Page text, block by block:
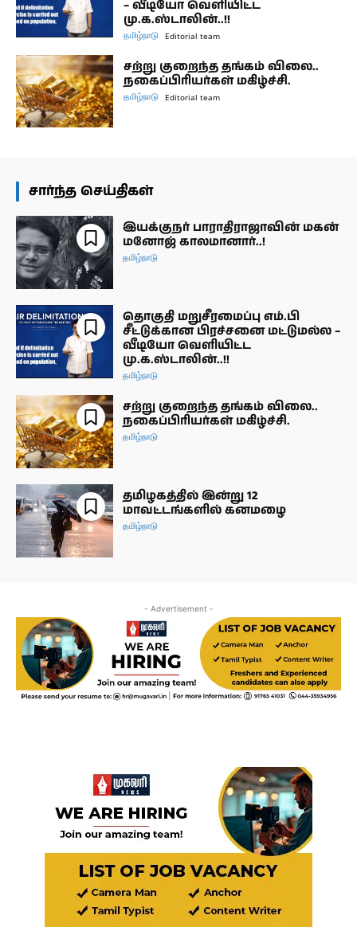
– வீடியோ வெளியிட்ட
மு.க.ஸ்டாலின்..!!
தமிழ்நாடு Editorial team
சற்று குறைந்த தங்கம் விலை..
நகைப்பிரியர்கள் மகிழ்ச்சி.
தமிழ்நாடு Editorial team
சார்ந்த செய்திகள்
இயக்குநர் பாராதிராஜாவின் மகன்
மனோஜ் காலமானார்..!
தமிழ்நாடு
தொகுதி மறுசீரமைப்பு எம்.பி
சீட்டுக்கான பிரச்சனை மட்டுமல்ல –
வீடியோ வெளியிட்ட
மு.க.ஸ்டாலின்..!!
தமிழ்நாடு
சற்று குறைந்த தங்கம் விலை..
நகைப்பிரியர்கள் மகிழ்ச்சி.
தமிழ்நாடு
தமிழகத்தில் இன்று 12
மாவட்டங்களில் கனமழை
தமிழ்நாடு
- Advertisement -